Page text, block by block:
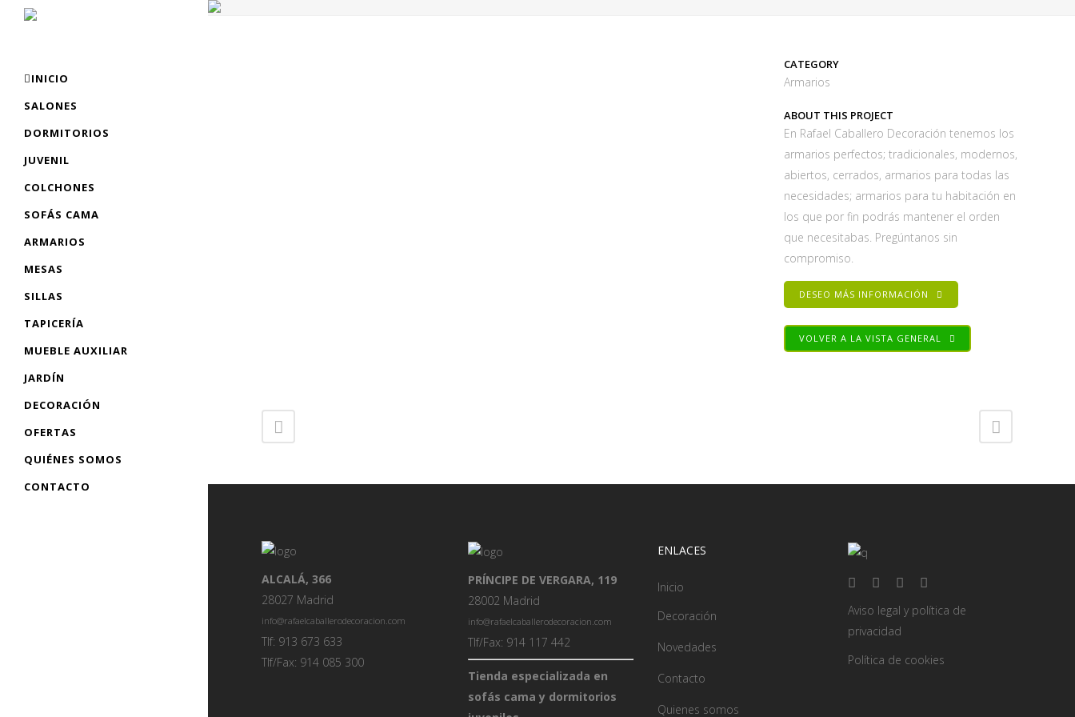
INICIO
SALONES
DORMITORIOS
JUVENIL
COLCHONES
SOFÁS CAMA
ARMARIOS
MESAS
SILLAS
TAPICERÍA
MUEBLE AUXILIAR
JARDÍN
DECORACIÓN
OFERTAS
QUIÉNES SOMOS
CONTACTO
CATEGORY
Armarios
ABOUT THIS PROJECT
En Rafael Caballero Decoración tenemos los
armarios perfectos; tradicionales, modernos,
abiertos, cerrados, armarios para todas las
necesidades; armarios para tu habitación en
los que por fin podrás mantener el orden
que necesitabas. Pregúntanos sin
compromiso.
DESEO MÁS INFORMACIÓN
VOLVER A LA VISTA GENERAL
ALCALÁ, 366
28027 Madrid
info@rafaelcaballerodecoracion.com
Tlf: 913 673 633
Tlf/Fax: 914 085 300
PRÍNCIPE DE VERGARA, 119
28002 Madrid
info@rafaelcaballerodecoracion.com
Tlf/Fax: 914 117 442
Tienda especializada en
sofás cama y dormitorios
ENLACES
Inicio
Decoración
Novedades
Contacto
Quienes somos
Aviso legal y política de
privacidad
Política de cookies